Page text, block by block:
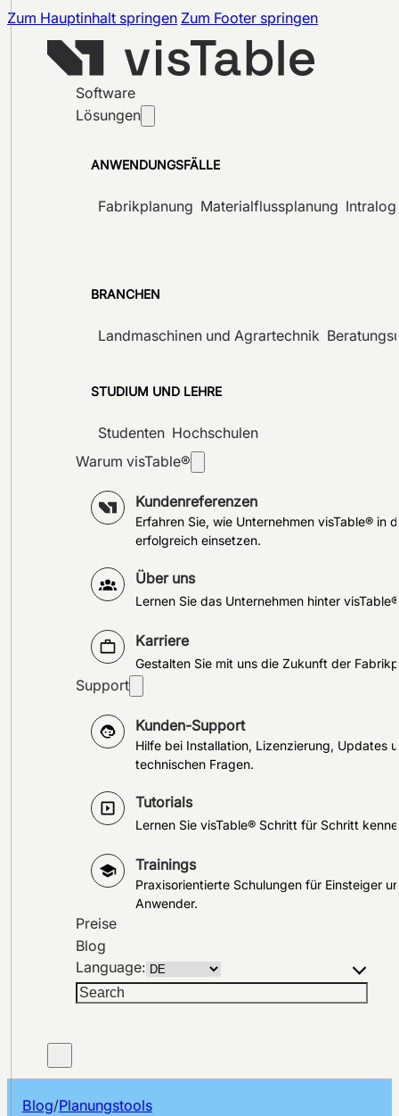
Zum Hauptinhalt springen Zum Footer springen
Software
Lösungen
ANWENDUNGSFÄLLE
Fabrikplanung Materialflussplanung
BRANCHEN
Landmaschinen und Agrartechnik
STUDIUM UND LEHRE
Studenten Hochschulen
Warum visTable®
Kundenreferenzen
Erfahren Sie, wie Unternehmen visTable® in
erfolgreich einsetzen.
Über uns
Lernen Sie das Unternehmen hinter
Karriere
Gestalten Sie mit uns die Zukunft der
Support
Kunden-Support
Hilfe bei Installation, Lizenzierung, Updates
technischen Fragen.
Tutorials
Lernen Sie visTable® Schritt für Schritt
Trainings
Praxisorientierte Schulungen für Einsteiger
Anwender.
Preise
Blog
Language:
Suchen
Blog/Planungstools